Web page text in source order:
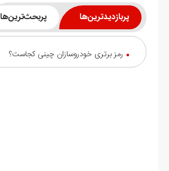
پربازدیدترین‌ها پربحث‌ترین‌ها
رمز برتری خودروسازان چینی کجاست؟